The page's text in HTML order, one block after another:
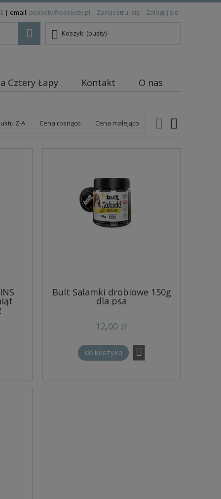
| email: psokoty@psokoty.pl Zarejestruj się Zaloguj się
Koszyk: (pusty)
Cztery Łapy Kontakt
O nas
Z-A Cena rosnąco Cena malejąco
Bult Salamki drobiowe 150g
dla psa
12,00 zł
do koszyka